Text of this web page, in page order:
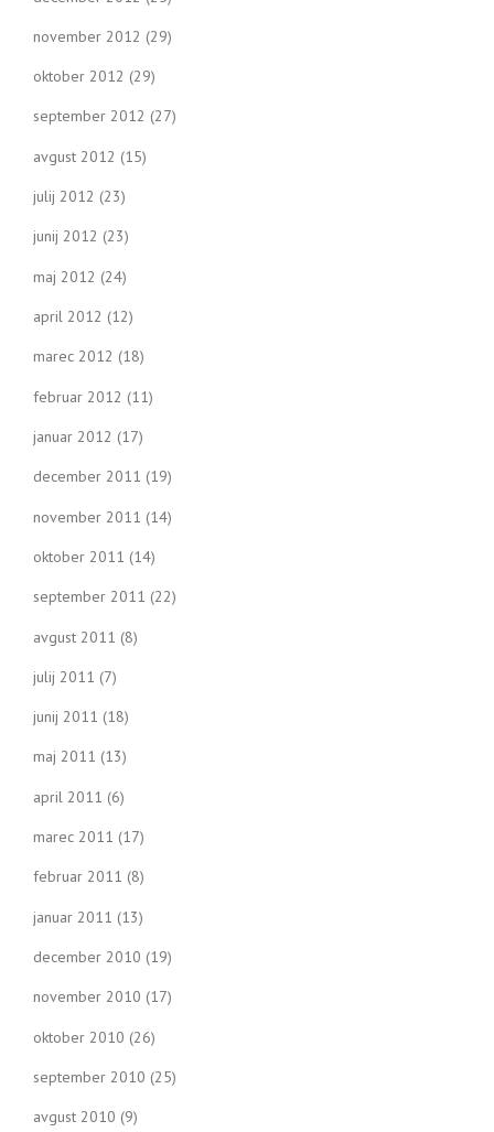
november 2012 (29)
oktober 2012 (29)
september 2012 (27)
avgust 2012 (15)
julij 2012 (23)
junij 2012 (23)
maj 2012 (24)
april 2012 (12)
marec 2012 (18)
februar 2012 (11)
januar 2012 (17)
december 2011 (19)
november 2011 (14)
oktober 2011 (14)
september 2011 (22)
avgust 2011 (8)
julij 2011 (7)
junij 2011 (18)
maj 2011 (13)
april 2011 (6)
marec 2011 (17)
februar 2011 (8)
januar 2011 (13)
december 2010 (19)
november 2010 (17)
oktober 2010 (26)
september 2010 (25)
avgust 2010 (9)